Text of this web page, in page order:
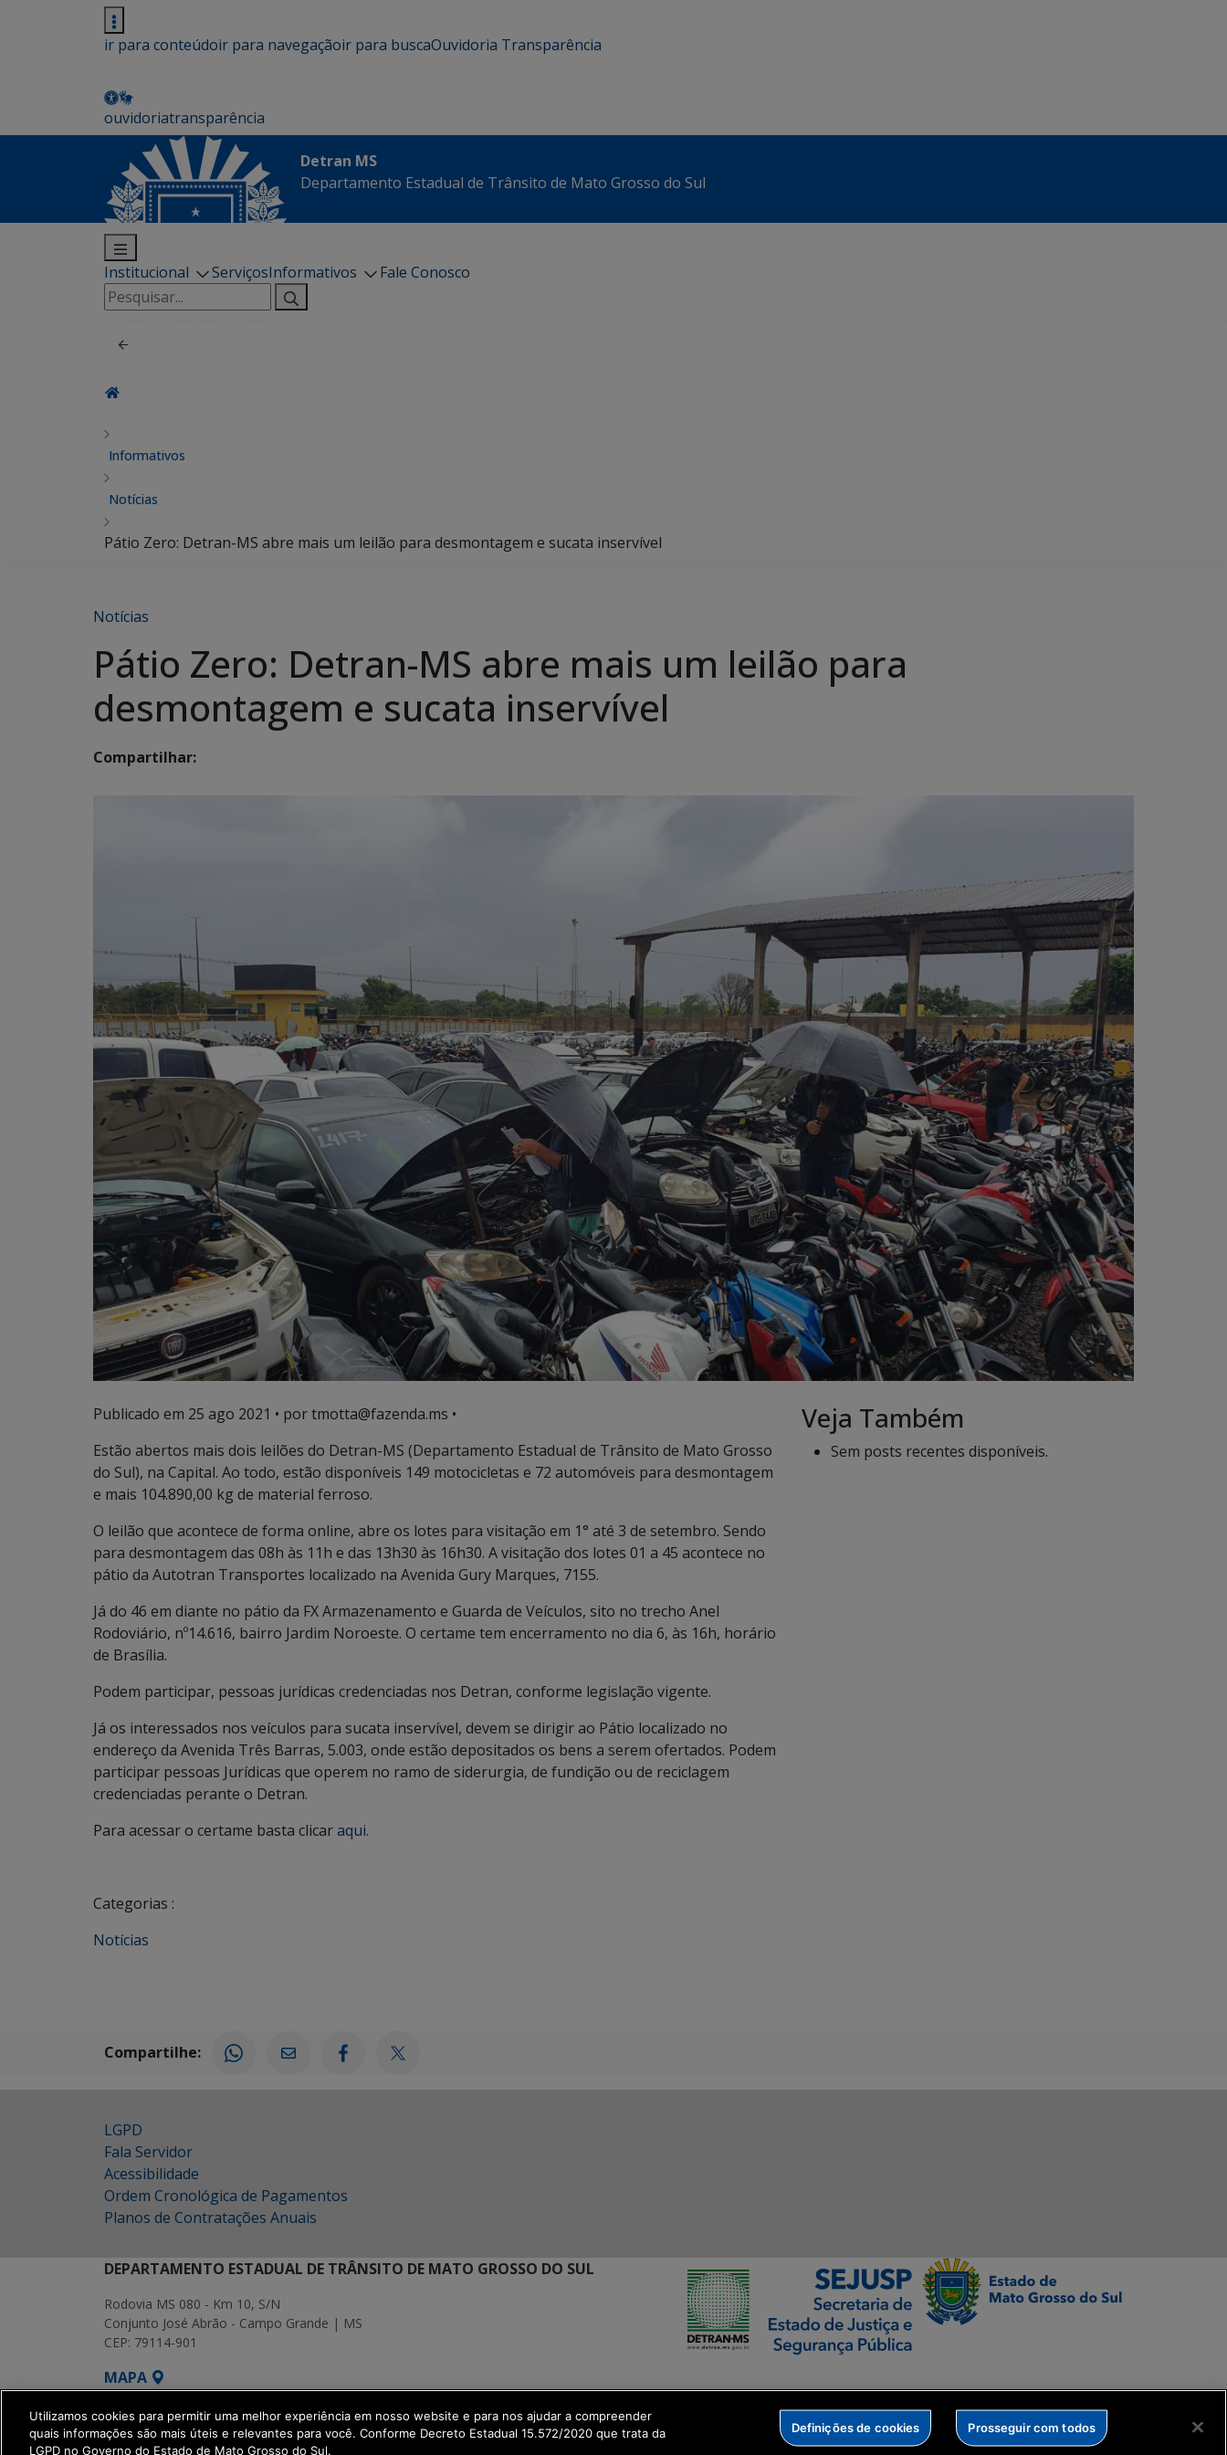
ir para conteúdoir para navegaçãoir para buscaOuvidoria Transparência
ouvidoriatransparência
Detran MS
Departamento Estadual de Trânsito de Mato Grosso do Sul
Institucional ServiçosInformativos
Fale Conosco
Pesquisar
por:
Informativos
Notícias
Pátio Zero: Detran-MS abre mais um leilão para desmontagem e sucata inservível
Notícias
Pátio Zero: Detran-MS abre mais um leilão para
desmontagem e sucata inservível
Compartilhar:
Publicado em 25 ago 2021 • por tmotta@fazenda.ms •
Estão abertos mais dois leilões do Detran-MS (Departamento Estadual de Trânsito de Mato Grosso
do Sul), na Capital. Ao todo, estão disponíveis 149 motocicletas e 72 automóveis para desmontagem
e mais 104.890,00 kg de material ferroso.
O leilão que acontece de forma online, abre os lotes para visitação em 1° até 3 de setembro. Sendo
para desmontagem das 08h às 11h e das 13h30 às 16h30. A visitação dos lotes 01 a 45 acontece no
pátio da Autotran Transportes localizado na Avenida Gury Marques, 7155.
Já do 46 em diante no pátio da FX Armazenamento e Guarda de Veículos, sito no trecho Anel
Rodoviário, nº14.616, bairro Jardim Noroeste. O certame tem encerramento no dia 6, às 16h, horário
de Brasília.
Podem participar, pessoas jurídicas credenciadas nos Detran, conforme legislação vigente.
Já os interessados nos veículos para sucata inservível, devem se dirigir ao Pátio localizado no
endereço da Avenida Três Barras, 5.003, onde estão depositados os bens a serem ofertados. Podem
participar pessoas Jurídicas que operem no ramo de siderurgia, de fundição ou de reciclagem
credenciadas perante o Detran.
Para acessar o certame basta clicaraqui.
Categorias :
Notícias
Veja Também
Sem posts recentes disponíveis.
Compartilhe:
LGPD
Fala Servidor
Acessibilidade
Ordem Cronológica de Pagamentos
Planos de Contratações Anuais
DEPARTAMENTO ESTADUAL DE TRÂNSITO DE MATO GROSSO DO SUL
Rodovia MS 080 - Km 10, S/N
Conjunto José Abrão - Campo Grande | MS
CEP: 79114-901
MAPA
SETDIG | Secretaria-Executiva de Transformação Digital
Utilizamos cookies para permitir uma melhor experiência em nosso website e para nos ajudar a compreender
quais informações são mais úteis e relevantes para você. Conforme Decreto Estadual 15.572/2020 que trata da
LGPD no Governo do Estado de Mato Grosso do Sul.
Definições de cookies Prosseguir com todos